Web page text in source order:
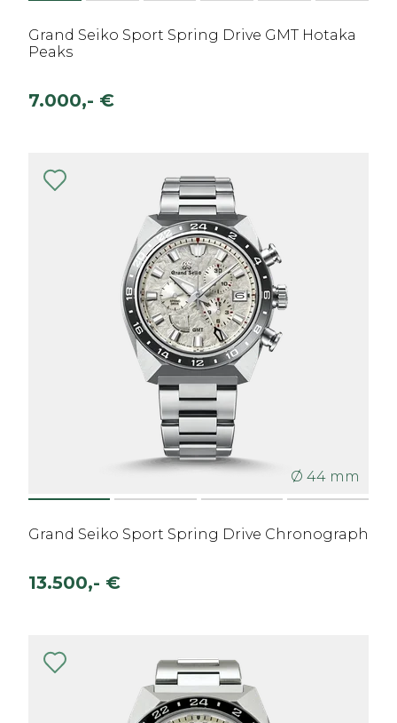
Grand Seiko Sport Spring Drive GMT Hotaka
Peaks
7.000,- €
Ø 44 mm
Grand Seiko Sport Spring Drive Chronograph
13.500,- €